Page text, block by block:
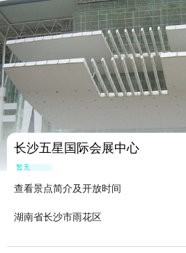
长沙五星国际会展中心
暂无点评
查看景点简介及开放时间
湖南省长沙市雨花区